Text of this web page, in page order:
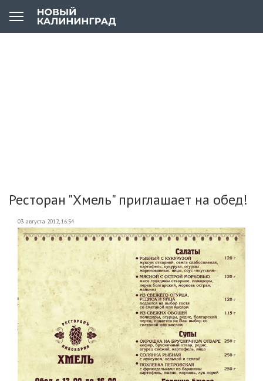
Ресторан "Хмель" приглашает на обед!
03 августа 2012, 16:54